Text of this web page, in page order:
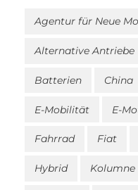
Agentur für Neue
Alternative Antriebe
Batterien China
E-Mobilität E-
Fahrrad Fiat
Hybrid Kolumne